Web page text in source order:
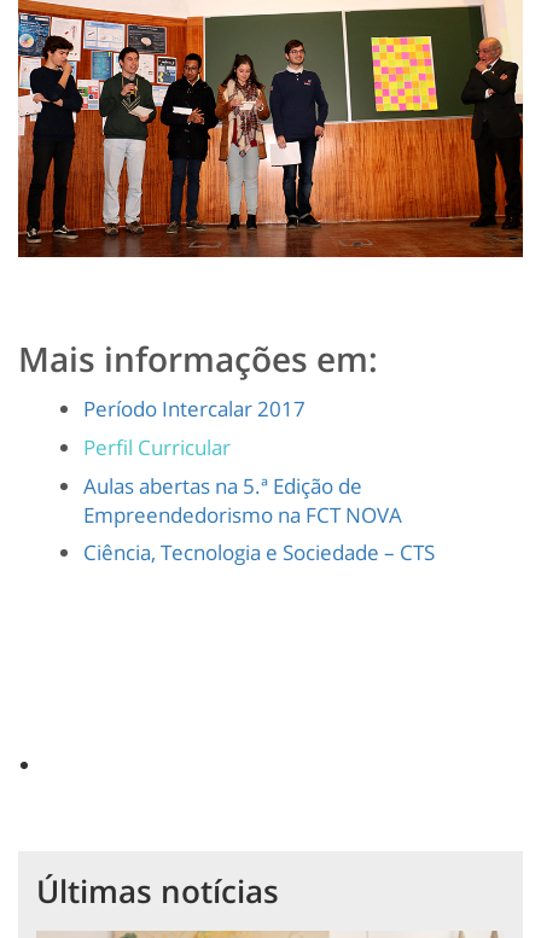
Mais informações em:
Período Intercalar 2017
Perfil Curricular
Aulas abertas na 5.ª Edição de
Empreendedorismo na FCT NOVA
Ciência, Tecnologia e Sociedade – CTS
Últimas notícias